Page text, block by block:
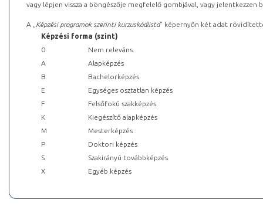
vagy lépjen vissza a böngészője megfelelő gombjával, vagy
A „ Képzési programok szerinti kurzuskódlista” képernyőn két adat
Képzési forma (szint)
0
Nem releváns
A
Alapképzés
B
Bachelorképzés
E
Egységes osztatlan képzés
F
Felsőfokú szakképzés
K
Kiegészítő alapképzés
M
Mesterképzés
P
Doktori képzés
S
Szakirányú továbbképzés
X
Egyéb képzés